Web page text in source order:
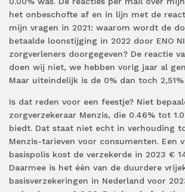
het onbeschofte af en in lijn met de
mijn vragen in 2021: waarom wordt de
betaalde loonstijging in 2022 door ENO
zorgverleners doorgegeven? De reactie
doen wij niet, we hebben vorig jaar al
Maar uiteindelijk is de 0% dan toch
Is dat reden voor een feestje? Niet
zorgverzekeraar Menzis, die 0.46% tot
biedt. Dat staat niet echt in verhouding
Menzis-tarieven voor consumenten. Een
basispolis kost de verzekerde in 2023 €
Daarmee is het één van de duurdere
basisverzekeringen in Nederland voor